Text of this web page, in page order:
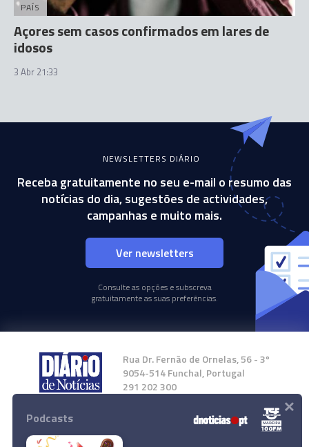
PAÍS
Açores sem casos confirmados em lares de
idosos
3 Abr 21:33
NEWSLETTERS DIÁRIO
Receba gratuitamente no seu e-mail o resumo das
notícias do dia, sugestões de actividades,
campanhas e muito mais.
Ver newsletters
Consulte as opções e subscreva
gratuitamente as suas preferências.
Rua Dr. Fernão de Ornelas, 56 - 3º
9054-514 Funchal, Portugal
291 202 300
Instale a nossa App
Podcasts ×